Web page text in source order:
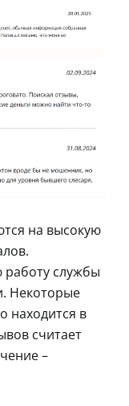
на высокую
службы
Некоторые
находится в
считает
–